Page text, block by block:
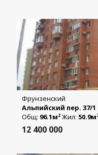
Фрунзенский
Альпийский пер. 37/1
Общ: 96.1м2 Жил: 50.9м
12 400 000